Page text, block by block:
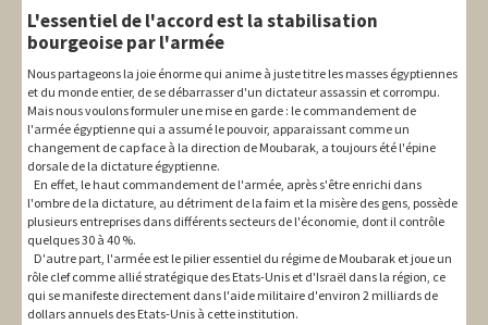
L'essentiel de l'accord est la stabilisation
bourgeoise par l'armée
Nous partageons la joie énorme qui anime à juste titre les masses égyptiennes
et du monde entier, de se débarrasser d'un dictateur assassin et corrompu.
Mais nous voulons formuler une mise en garde : le commandement de
l'armée égyptienne qui a assumé le pouvoir, apparaissant comme un
changement de cap face à la direction de Moubarak, a toujours été l'épine
dorsale de la dictature égyptienne.
En effet, le haut commandement de l'armée, après s'être enrichi dans
l'ombre de la dictature, au détriment de la faim et la misère des gens, possède
plusieurs entreprises dans différents secteurs de l'économie, dont il contrôle
quelques 30 à 40 %.
D'autre part, l'armée est le pilier essentiel du régime de Moubarak et joue un
rôle clef comme allié stratégique des Etats-Unis et d'Israël dans la région, ce
qui se manifeste directement dans l'aide militaire d'environ 2 milliards de
dollars annuels des Etats-Unis à cette institution.